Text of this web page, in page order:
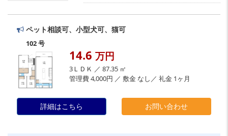
ペット相談可、小型犬可、猫可
102 号
14.6 万円
3ＬＤＫ ／ 87.35 ㎡
管理費 4,000円 ／ 敷金 なし／ 礼金 1ヶ月
詳細はこちら お問い合わせ